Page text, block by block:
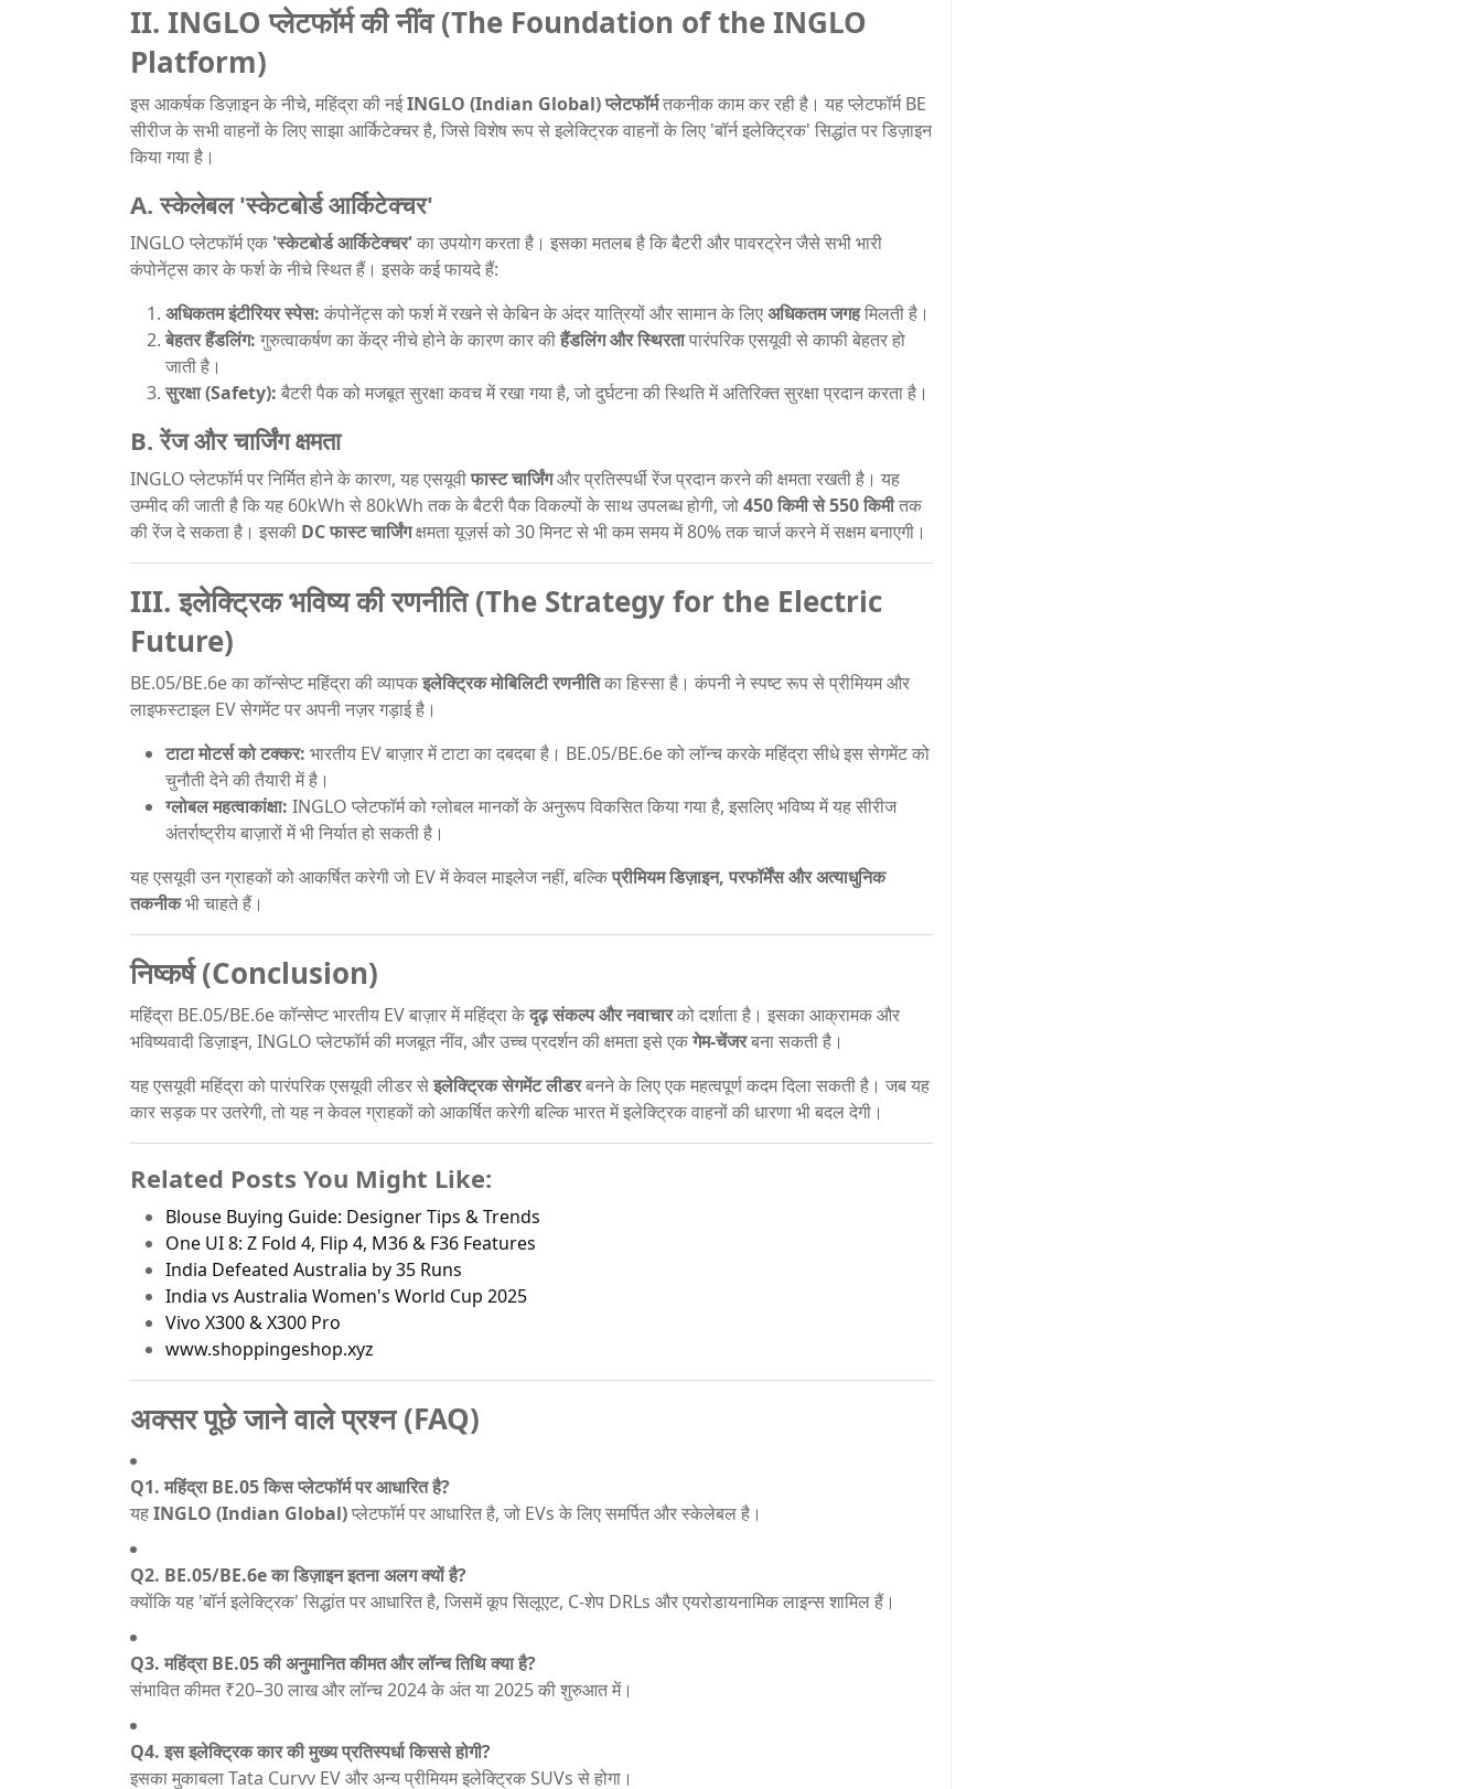
II. INGLO प्लेटफॉर्म की नींव (The Foundation of the INGLO
Platform)
इस आकर्षक डिज़ाइन के नीचे, महिंद्रा की नईINGLO (Indian Global) प्लेटफॉर्मतकनीक काम कर रही है। यह प्लेटफॉर्म BE
सीरीज के सभी वाहनों के लिए साझा आर्किटेक्चर है, जिसे विशेष रूप से इलेक्ट्रिक वाहनों के लिए 'बॉर्न इलेक्ट्रिक' सिद्धांत पर डिज़ाइन
किया गया है।
A. स्केलेबल 'स्केटबोर्ड आर्किटेक्चर'
INGLO प्लेटफॉर्म एक 'स्केटबोर्ड आर्किटेक्चर'का उपयोग करता है। इसका मतलब है कि बैटरी और पावरट्रेन जैसे सभी भारी
कंपोनेंट्स कार के फर्श के नीचे स्थित हैं। इसके कई फायदे हैं:
अधिकतम इंटीरियर स्पेस: कंपोनेंट्स को फर्श में रखने से केबिन के अंदर यात्रियों और सामान के लिएअधिकतम जगहमिलती है।
बेहतर हैंडलिंग: गुरुत्वाकर्षण का केंद्र नीचे होने के कारण कार कीहैंडलिंग और स्थिरतापारंपरिक एसयूवी से काफी बेहतर हो
जाती है।
सुरक्षा (Safety): बैटरी पैक को मजबूत सुरक्षा कवच में रखा गया है, जो दुर्घटना की स्थिति में अतिरिक्त सुरक्षा प्रदान करता है।
B. रेंज और चार्जिंग क्षमता
INGLO प्लेटफॉर्म पर निर्मित होने के कारण, यह एसयूवीफास्ट चार्जिंगऔर प्रतिस्पर्धी रेंज प्रदान करने की क्षमता रखती है। यह
उम्मीद की जाती है कि यह 60kWh से 80kWh तक के बैटरी पैक विकल्पों के साथ उपलब्ध होगी, जो450 किमी से 550 किमीतक
की रेंज दे सकता है। इसकी DC फास्ट चार्जिंगक्षमता यूज़र्स को 30 मिनट से भी कम समय में 80% तक चार्ज करने में सक्षम बनाएगी।
III. इलेक्ट्रिक भविष्य की रणनीति (The Strategy for the Electric
Future)
BE.05/BE.6e का कॉन्सेप्ट महिंद्रा की व्यापकइलेक्ट्रिक मोबिलिटी रणनीतिका हिस्सा है। कंपनी ने स्पष्ट रूप से प्रीमियम और
लाइफस्टाइल EV सेगमेंट पर अपनी नज़र गड़ाई है।
टाटा मोटर्स को टक्कर: भारतीय EV बाज़ार में टाटा का दबदबा है। BE.05/BE.6e को लॉन्च करके महिंद्रा सीधे इस सेगमेंट को
चुनौती देने की तैयारी में है।
ग्लोबल महत्वाकांक्षा: INGLO प्लेटफॉर्म को ग्लोबल मानकों के अनुरूप विकसित किया गया है, इसलिए भविष्य में यह सीरीज
अंतर्राष्ट्रीय बाज़ारों में भी निर्यात हो सकती है।
यह एसयूवी उन ग्राहकों को आकर्षित करेगी जो EV में केवल माइलेज नहीं, बल्किप्रीमियम डिज़ाइन, परफॉर्मेंस और अत्याधुनिक
तकनीकभी चाहते हैं।
निष्कर्ष (Conclusion)
महिंद्रा BE.05/BE.6e कॉन्सेप्ट भारतीय EV बाज़ार में महिंद्रा केदृढ़ संकल्प और नवाचारको दर्शाता है। इसका आक्रामक और
भविष्यवादी डिज़ाइन, INGLO प्लेटफॉर्म की मजबूत नींव, और उच्च प्रदर्शन की क्षमता इसे एकगेम-चेंजरबना सकती है।
यह एसयूवी महिंद्रा को पारंपरिक एसयूवी लीडर सेइलेक्ट्रिक सेगमेंट लीडरबनने के लिए एक महत्वपूर्ण कदम दिला सकती है। जब यह
कार सड़क पर उतरेगी, तो यह न केवल ग्राहकों को आकर्षित करेगी बल्कि भारत में इलेक्ट्रिक वाहनों की धारणा भी बदल देगी।
Related Posts You Might Like:
Blouse Buying Guide: Designer Tips & Trends
One UI 8: Z Fold 4, Flip 4, M36 & F36 Features
India Defeated Australia by 35 Runs
India vs Australia Women's World Cup 2025
Vivo X300 & X300 Pro
www.shoppingeshop.xyz
अक्सर पूछे जाने वाले प्रश्न (FAQ)
Q1. महिंद्रा BE.05 किस प्लेटफॉर्म पर आधारित है?
यहINGLO (Indian Global)प्लेटफॉर्म पर आधारित है, जो EVs के लिए समर्पित और स्केलेबल है।
Q2. BE.05/BE.6e का डिज़ाइन इतना अलग क्यों है?
क्योंकि यह 'बॉर्न इलेक्ट्रिक' सिद्धांत पर आधारित है, जिसमें कूप सिलूएट, C-शेप DRLs और एयरोडायनामिक लाइन्स शामिल हैं।
Q3. महिंद्रा BE.05 की अनुमानित कीमत और लॉन्च तिथि क्या है?
संभावित कीमत ₹20–30 लाख और लॉन्च 2024 के अंत या 2025 की शुरुआत में।
Q4. इस इलेक्ट्रिक कार की मुख्य प्रतिस्पर्धा किससे होगी?
इसका मुकाबला Tata Curvv EV और अन्य प्रीमियम इलेक्ट्रिक SUVs से होगा।